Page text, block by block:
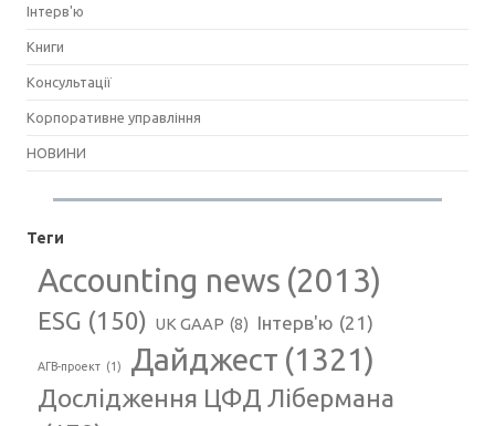
Інтерв'ю
Книги
Консультації
Корпоративне управління
НОВИНИ
Теги
Accounting news (2013)
ESG (150) UK GAAP (8) Інтерв'ю (21)
АГВ-проект (1) Дайджест (1321)
Дослідження ЦФД Лібермана